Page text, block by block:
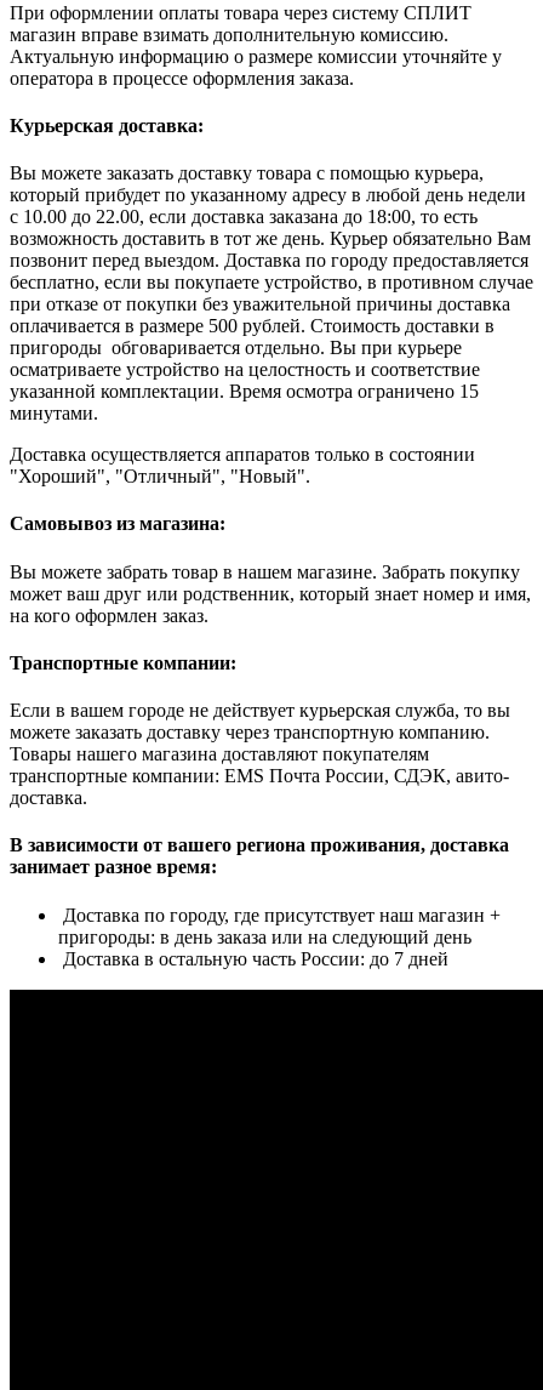
При оформлении оплаты товара через систему СПЛИТ
магазин вправе взимать дополнительную комиссию.
Актуальную информацию о размере комиссии уточняйте у
оператора в процессе оформления заказа.
Курьерская доставка:
Вы можете заказать доставку товара с помощью курьера,
который прибудет по указанному адресу в любой день недели
с 10.00 до 22.00, если доставка заказана до 18:00, то есть
возможность доставить в тот же день. Курьер обязательно Вам
позвонит перед выездом. Доставка по городу предоставляется
бесплатно, если вы покупаете устройство, в противном случае
при отказе от покупки без уважительной причины доставка
оплачивается в размере 500 рублей. Стоимость доставки в
пригороды обговаривается отдельно. Вы при курьере
осматриваете устройство на целостность и соответствие
указанной комплектации. Время осмотра ограничено 15
минутами.
Доставка осуществляется аппаратов только в состоянии
"Хороший", "Отличный", "Новый".
Самовывоз из магазина:
Вы можете забрать товар в нашем магазине. Забрать покупку
может ваш друг или родственник, который знает номер и имя,
на кого оформлен заказ.
Транспортные компании:
Если в вашем городе не действует курьерская служба, то вы
можете заказать доставку через транспортную компанию.
Товары нашего магазина доставляют покупателям
транспортные компании: EMS Почта России, СДЭК, авито-
доставка.
В зависимости от вашего региона проживания, доставка
занимает разное время:
Доставка по городу, где присутствует наш магазин +
пригороды: в день заказа или на следующий день
Доставка в остальную часть России: до 7 дней